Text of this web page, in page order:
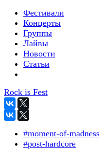
Фестивали
Концерты
Группы
Лайвы
Новости
Статьи
Rock is Fest
#moment-of-madness
#post-hardcore